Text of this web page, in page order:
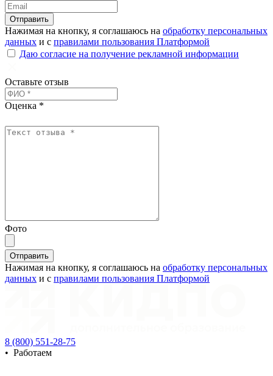
Отправить
Нажимая на кнопку, я соглашаюсь на обработку персональных
данных и с правилами пользования Платформой
Даю согласие на получение рекламной информации
Оставьте отзыв
Оценка *
Фото
Отправить
Нажимая на кнопку, я соглашаюсь на обработку персональных
данных и с правилами пользования Платформой
8 (800) 551-28-75
• Работаем